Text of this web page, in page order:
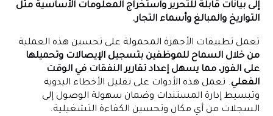
إلى بيانات قابلة للتحرير واستخراج المعلومات الأساسية مثل
التواريخ والمبالغ وأسماء التجار.
تعمل تطبيقات الأجهزة المحمولة على تحسين هذه العملية
من خلال السماح للموظفين بتسجيل الإيصالات وتحميلها
على الفور، مما يسهل إعداد تقارير النفقات في الوقت
الفعلي. تعمل هذه الأدوات على تقليل الأخطاء اليدوية
وتبسيط إدارة المستندات وضمان سهولة الوصول إلى
السجلات من أي مكان وتحسين الكفاءة التشغيلية.